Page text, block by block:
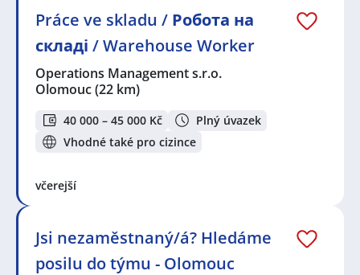
Práce ve skladu / Робота на
складі / Warehouse Worker
Operations Management s.r.o.
Olomouc(22 km)
40 000 – 45 000 Kč
Plný úvazek
Vhodné také pro cizince
včerejší
Jsi nezaměstnaný/á? Hledáme
posilu do týmu - Olomouc